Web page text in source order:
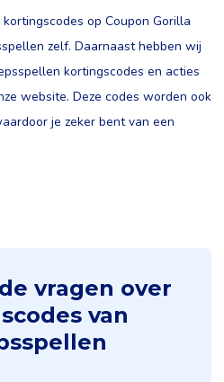
op Coupon Gorilla
zelf. Daarnaast hebben wij
kortingscodes en acties
website. Deze codes worden ook
je zeker bent van een
vragen over
van